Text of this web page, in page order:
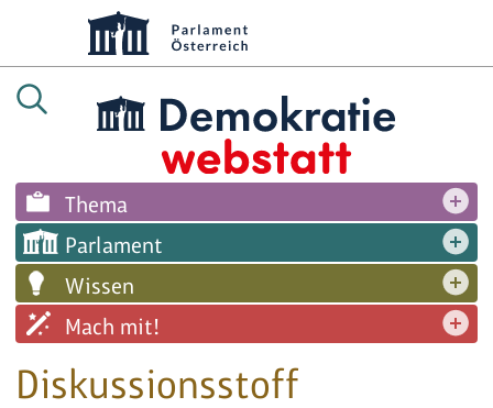
Thema
Parlament
Wissen
Mach mit!
Diskussionsstoff